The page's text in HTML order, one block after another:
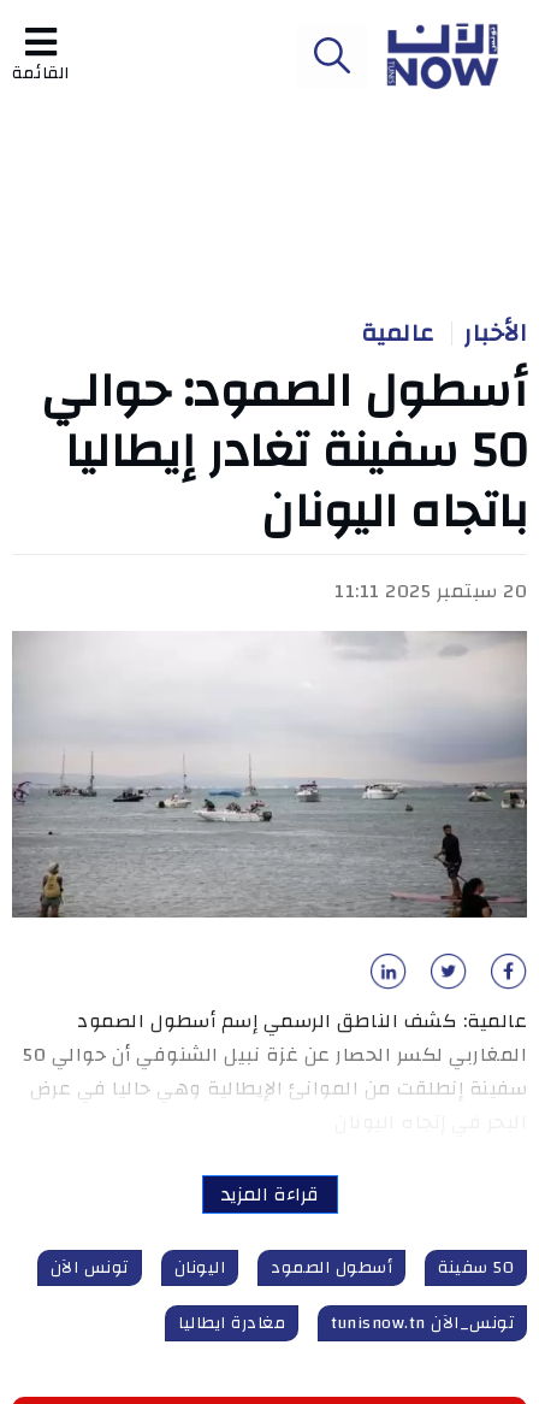
القائمة
الأخبار عالمية
أسطول الصمود: حوالي
50 سفينة تغادر إيطاليا
باتجاه اليونان
20 سبتمبر 2025 11:11
عالمية: كشف الناطق الرسمي إسم أسطول الصمود
المغاربي لكسر الحصار عن غزة نبيل الشنوفي أن حوالي 50
سفينة إنطلقت من الموانئ الإيطالية وهي حاليا في عرض
قراءة المزيد
50 سفينة أسطول الصمود اليونان
تونس الآن
تونس_الآن tunisnow.tn
مغادرة ايطاليا